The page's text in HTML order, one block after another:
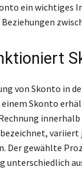
ein wichtiges
von Skonto in
Skonto
variiert
Der gewählte
unterschiedlich